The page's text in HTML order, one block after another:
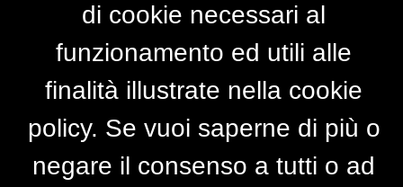
di cookie necessari al
funzionamento ed utili alle
finalità illustrate nella cookie
policy. Se vuoi saperne di più o
negare il consenso a tutti o ad